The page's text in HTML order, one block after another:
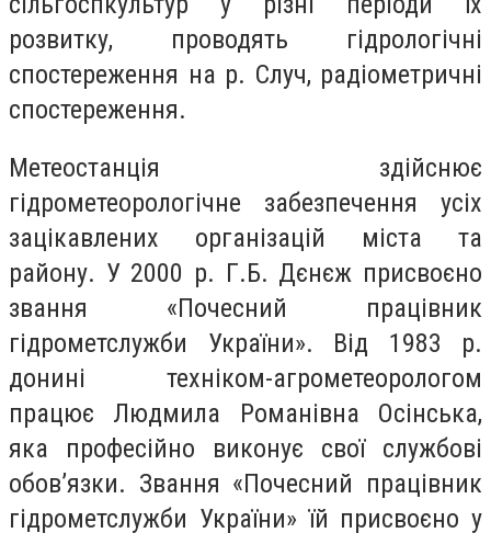
розвитку, проводять гідрологічні
спостереження на р. Случ, радіометричні
спостереження.
Метеостанція здійснює
гідрометеорологічне забезпечення усіх
зацікавлених організацій міста та
району. У 2000 р. Г.Б. Дєнєж присвоєно
звання «Почесний працівник
гідрометслужби України». Від 1983 р.
донині техніком-агрометеорологом
працює Людмила Романівна Осінська,
яка професійно виконує свої службові
обов’язки. Звання «Почесний працівник
гідрометслужби України» їй присвоєно у